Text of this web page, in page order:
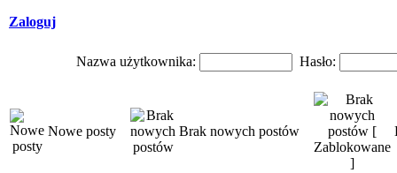
Zaloguj
Nazwa użytkownika: Hasło:
Nowe posty Brak nowych postów